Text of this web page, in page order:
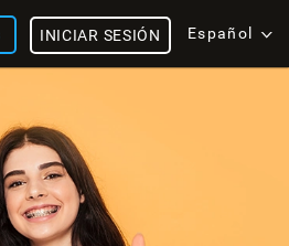
Español
INICIAR SESIÓN